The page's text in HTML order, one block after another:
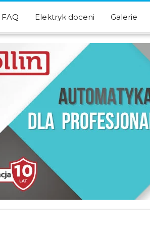
Elektryk doceni Galerie